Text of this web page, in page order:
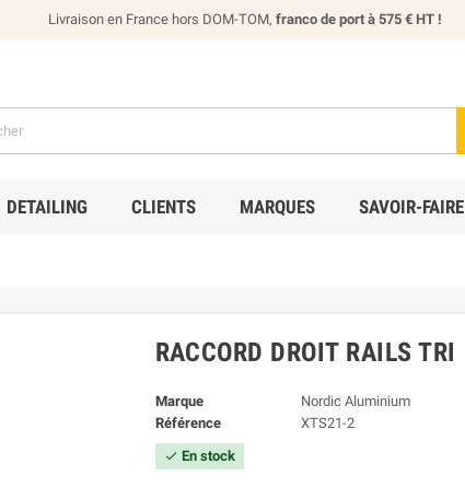
Livraison en France hors DOM-TOM, franco de port à 575 € HT !
DETAILING CLIENTS MARQUES SAVOIR-FAIRE
RACCORD DROIT RAILS TRI
Marque
Nordic Aluminium
Référence
XTS21-2
 En stock